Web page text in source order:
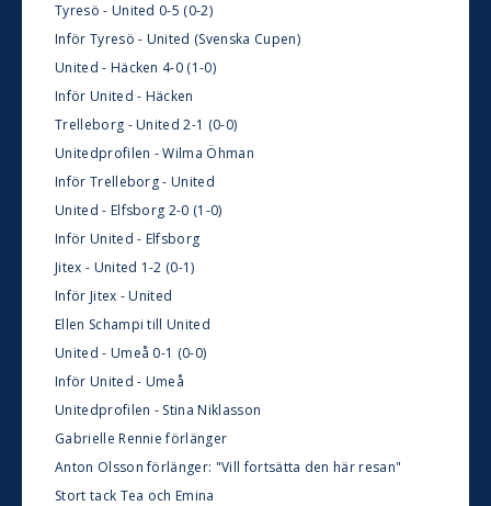
Tyresö - United 0-5 (0-2)
Inför Tyresö - United (Svenska Cupen)
United - Häcken 4-0 (1-0)
Inför United - Häcken
Trelleborg - United 2-1 (0-0)
Unitedprofilen - Wilma Öhman
Inför Trelleborg - United
United - Elfsborg 2-0 (1-0)
Inför United - Elfsborg
Jitex - United 1-2 (0-1)
Inför Jitex - United
Ellen Schampi till United
United - Umeå 0-1 (0-0)
Inför United - Umeå
Unitedprofilen - Stina Niklasson
Gabrielle Rennie förlänger
Anton Olsson förlänger: "Vill fortsätta den här resan"
Stort tack Tea och Emina